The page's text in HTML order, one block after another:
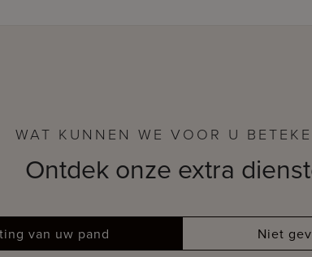
WAT KUNNEN WE VOOR U
Ontdek onze extra
van uw pand Niet